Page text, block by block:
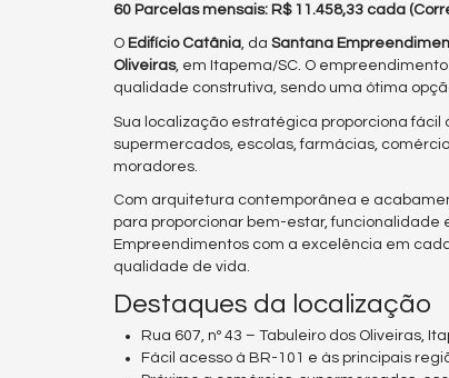
60 Parcelas mensais: R$ 11.458,33 cada
O Edifício Catânia, da Santana
Oliveiras, em Itapema/SC. O
qualidade construtiva, sendo uma ótima
Sua localização estratégica proporciona fácil
supermercados, escolas, farmácias,
moradores.
Com arquitetura contemporânea e
para proporcionar bem-estar, funcionalidade
Empreendimentos com a excelência em
qualidade de vida.
Destaques da localização
Rua 607, nº 43 – Tabuleiro dos Oliveiras,
Fácil acesso à BR-101 e às principais